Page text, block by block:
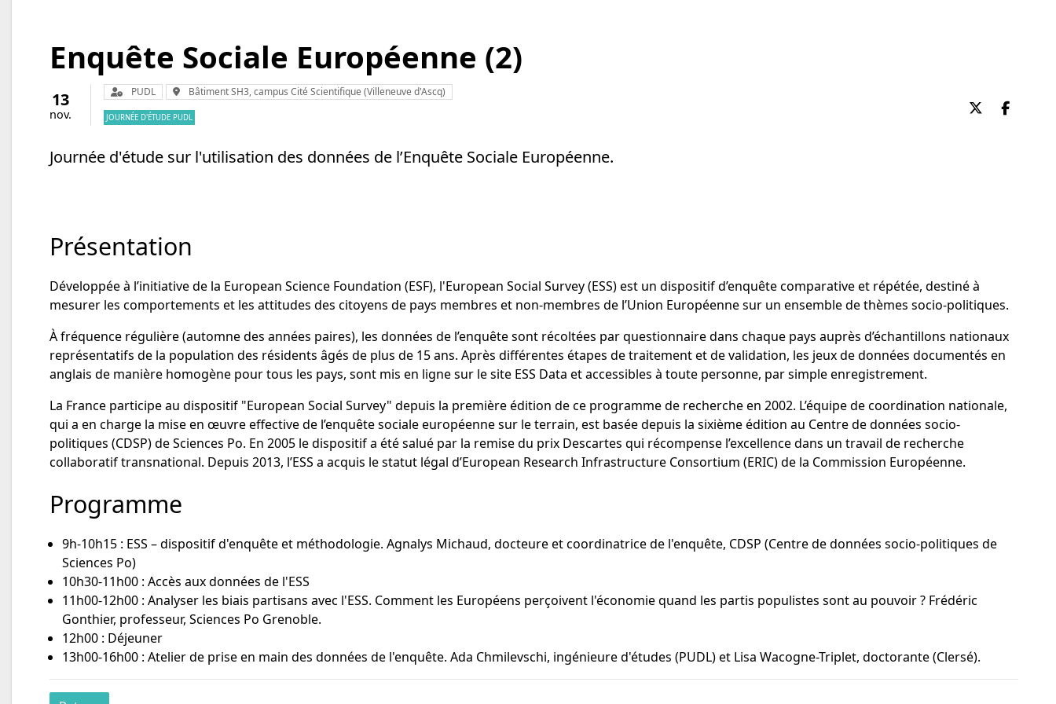
Enquête Sociale Européenne (2)
13
nov.
Organisateur :
PUDL Lieu :
Bâtiment SH3, campus Cité Scientifique (Villeneuve d'Ascq)
JOURNÉE D'ÉTUDE PUDL
Partager
Journée d'étude sur l'utilisation des données de l’Enquête Sociale Européenne.
Présentation
Développée à l’initiative de la European Science Foundation (ESF), l'European Social Survey (ESS) est un dispositif d’enquête comparative et répétée, destiné à
mesurer les comportements et les attitudes des citoyens de pays membres et non-membres de l’Union Européenne sur un ensemble de thèmes socio-politiques.
À fréquence régulière (automne des années paires), les données de l’enquête sont récoltées par questionnaire dans chaque pays auprès d’échantillons nationaux
représentatifs de la population des résidents âgés de plus de 15 ans. Après différentes étapes de traitement et de validation, les jeux de données documentés en
anglais de manière homogène pour tous les pays, sont mis en ligne sur le site ESS Data et accessibles à toute personne, par simple enregistrement.
La France participe au dispositif "European Social Survey" depuis la première édition de ce programme de recherche en 2002. L’équipe de coordination nationale,
qui a en charge la mise en œuvre effective de l’enquête sociale européenne sur le terrain, est basée depuis la sixième édition au Centre de données socio-
politiques (CDSP) de Sciences Po. En 2005 le dispositif a été salué par la remise du prix Descartes qui récompense l’excellence dans un travail de recherche
collaboratif transnational. Depuis 2013, l’ESS a acquis le statut légal d’European Research Infrastructure Consortium (ERIC) de la Commission Européenne.
Programme
9h-10h15 : ESS – dispositif d'enquête et méthodologie. Agnalys Michaud, docteure et coordinatrice de l'enquête, CDSP (Centre de données socio-politiques de
Sciences Po)
10h30-11h00 : Accès aux données de l'ESS
11h00-12h00 : Analyser les biais partisans avec l'ESS. Comment les Européens perçoivent l'économie quand les partis populistes sont au pouvoir ? Frédéric
Gonthier, professeur, Sciences Po Grenoble.
12h00 : Déjeuner
13h00-16h00 : Atelier de prise en main des données de l'enquête. Ada Chmilevschi, ingénieure d'études (PUDL) et Lisa Wacogne-Triplet, doctorante (Clersé).